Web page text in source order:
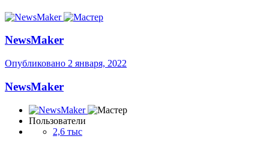
NewsMaker
Опубликовано 2 января, 2022
NewsMaker
Пользователи
2,6 тыс